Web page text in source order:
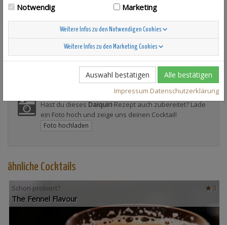
Hast du diesesDaiquiri-Rezept auch zubereitet? Lade
ein Foto hoch und zeige uns deinen Cocktail!
Foto hochladen
ähnliche Cocktails
3
Schon probiert?
The Fennel Flavour
Notwendig Marketing
Weitere Infos zu den Notwendigen Cookies
Weitere Infos zu den Marketing Cookies
Auswahl bestätigen Alle bestätigen
Impressum Datenschutzerklärung